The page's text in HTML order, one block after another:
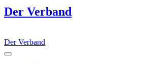
Der Verband
Der Verband